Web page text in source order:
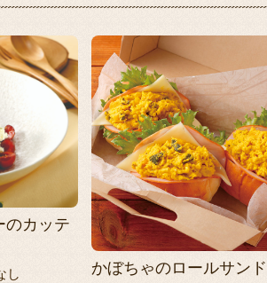
のカッテ
し かぼちゃのロールサンド